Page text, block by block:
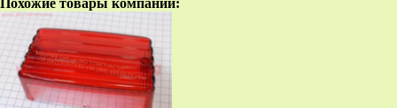
Похожие товары компании: